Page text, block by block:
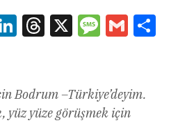
LinkedInThreads
X Message
Gmail
Bodrum –Türkiye’deyim.
yüz yüze görüşmek için